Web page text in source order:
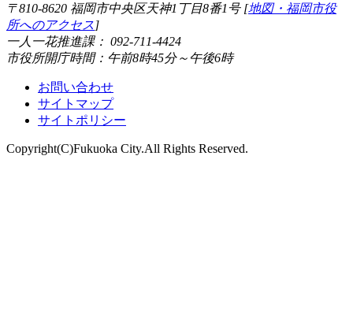
〒810-8620 福岡市中央区天神1丁目8番1号 [地図・福岡市役
所へのアクセス]
一人一花推進課： 092-711-4424
市役所開庁時間：午前8時45分～午後6時
お問い合わせ
サイトマップ
サイトポリシー
Copyright(C)Fukuoka City.All Rights Reserved.